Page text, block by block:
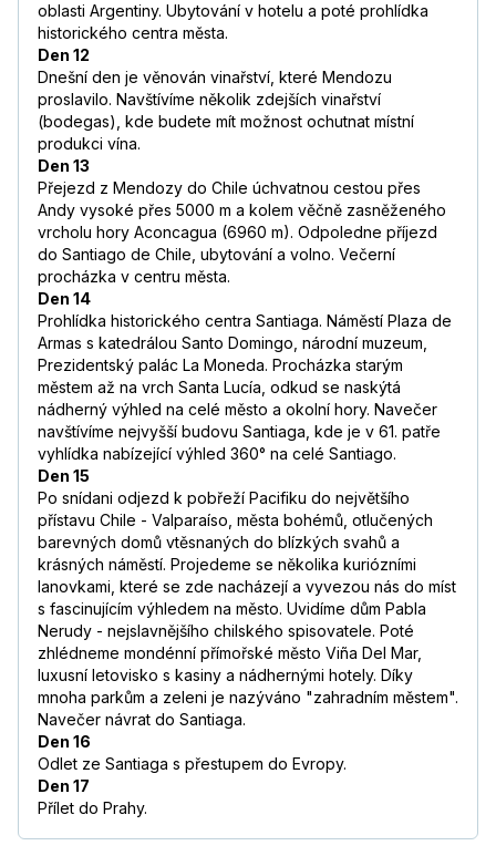
oblasti Argentiny. Ubytování v hotelu a poté prohlídka
historického centra města.
Den 12
Dnešní den je věnován vinařství, které Mendozu
proslavilo. Navštívíme několik zdejších vinařství
(bodegas), kde budete mít možnost ochutnat místní
produkci vína.
Den 13
Přejezd z Mendozy do Chile úchvatnou cestou přes
Andy vysoké přes 5000 m a kolem věčně zasněženého
vrcholu hory Aconcagua (6960 m). Odpoledne příjezd
do Santiago de Chile, ubytování a volno. Večerní
procházka v centru města.
Den 14
Prohlídka historického centra Santiaga. Náměstí Plaza de
Armas s katedrálou Santo Domingo, národní muzeum,
Prezidentský palác La Moneda. Procházka starým
městem až na vrch Santa Lucía, odkud se naskýtá
nádherný výhled na celé město a okolní hory. Navečer
navštívíme nejvyšší budovu Santiaga, kde je v 61. patře
vyhlídka nabízející výhled 360° na celé Santiago.
Den 15
Po snídani odjezd k pobřeží Pacifiku do největšího
přístavu Chile - Valparaíso, města bohémů, otlučených
barevných domů vtěsnaných do blízkých svahů a
krásných náměstí. Projedeme se několika kuriózními
lanovkami, které se zde nacházejí a vyvezou nás do míst
s fascinujícím výhledem na město. Uvidíme dům Pabla
Nerudy - nejslavnějšího chilského spisovatele. Poté
zhlédneme mondénní přímořské město Viña Del Mar,
luxusní letovisko s kasiny a nádhernými hotely. Díky
mnoha parkům a zeleni je nazýváno "zahradním městem".
Navečer návrat do Santiaga.
Den 16
Odlet ze Santiaga s přestupem do Evropy.
Den 17
Přílet do Prahy.